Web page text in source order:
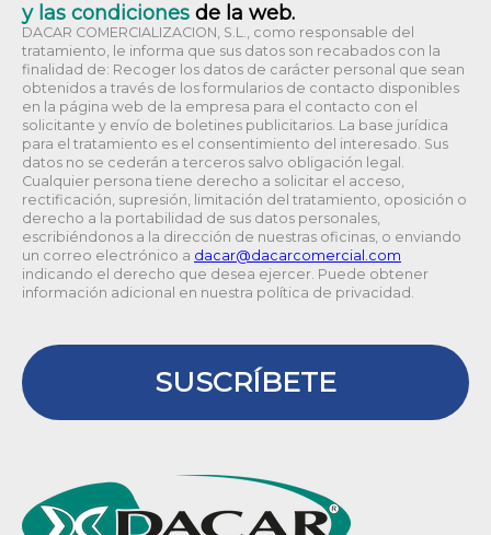
y las condiciones de la web.
DACAR COMERCIALIZACION, S.L., como responsable del
tratamiento, le informa que sus datos son recabados con la
finalidad de: Recoger los datos de carácter personal que sean
obtenidos a través de los formularios de contacto disponibles
en la página web de la empresa para el contacto con el
solicitante y envío de boletines publicitarios. La base jurídica
para el tratamiento es el consentimiento del interesado. Sus
datos no se cederán a terceros salvo obligación legal.
Cualquier persona tiene derecho a solicitar el acceso,
rectificación, supresión, limitación del tratamiento, oposición o
derecho a la portabilidad de sus datos personales,
escribiéndonos a la dirección de nuestras oficinas, o enviando
un correo electrónico a
moc.laicremocracad
@racad
indicando el derecho que desea ejercer. Puede obtener
información adicional en nuestra política de privacidad.
SUSCRÍBETE